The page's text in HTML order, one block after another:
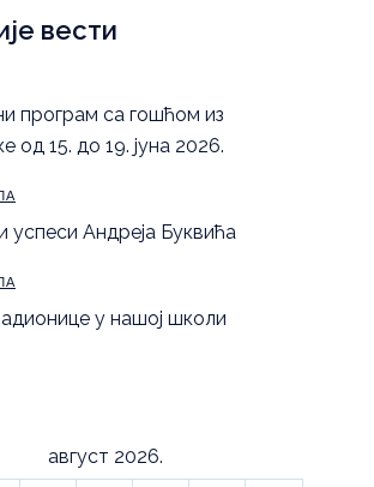
вести
програм са гошћом из
од 15. до 19. јуна 2026.
успеси Андреја Буквића
у нашој школи
август 2026.